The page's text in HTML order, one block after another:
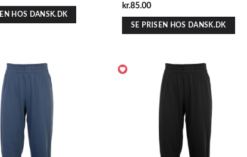
HOS DANSK.DK
kr.85.00
SE PRISEN HOS DANSK.DK